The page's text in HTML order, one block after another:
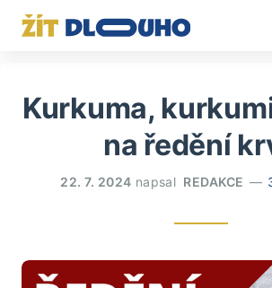
Kurkuma,
na ředění
22. 7. 2024 napsal REDAKCE